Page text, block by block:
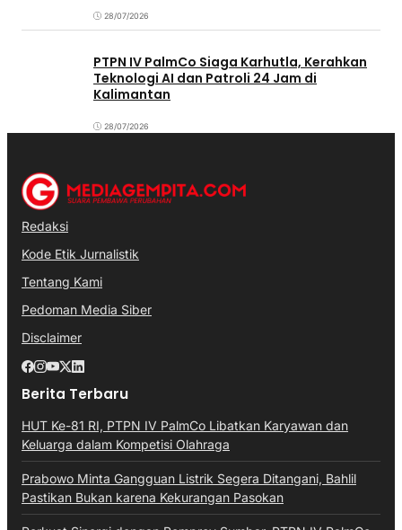
28/07/2026
PTPN IV PalmCo Siaga Karhutla, Kerahkan
Teknologi AI dan Patroli 24 Jam di
Kalimantan
28/07/2026
Redaksi
Kode Etik Jurnalistik
Tentang Kami
Pedoman Media Siber
Disclaimer
Berita Terbaru
HUT Ke-81 RI, PTPN IV PalmCo Libatkan Karyawan dan
Keluarga dalam Kompetisi Olahraga
Prabowo Minta Gangguan Listrik Segera Ditangani, Bahlil
Pastikan Bukan karena Kekurangan Pasokan